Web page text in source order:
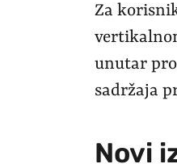
Za
unutar
sadržaja
Novi